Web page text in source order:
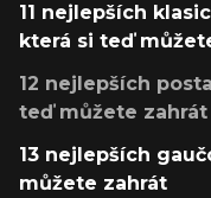
11 nejlepších
která si teď
12 nejlepších
teď můžete zahrát
13 nejlepších
můžete zahrát